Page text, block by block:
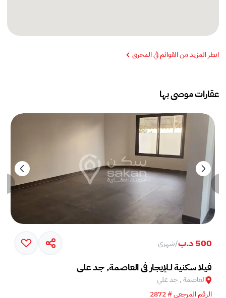
انظر المزيد من القوائم في المحرق
عقارات موصى بها
500 د.ب /شهري
فيلا سكنية لـلإيجار في العاصمة, جد علي
العاصمة , جد علي
الرقم المرجعي # 2872